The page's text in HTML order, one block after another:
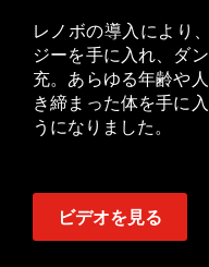
レノボの導入により
ジーを手に入れ、ダ
充。あらゆる年齢や
き締まった体を手に
うになりました。
ビデオを見る